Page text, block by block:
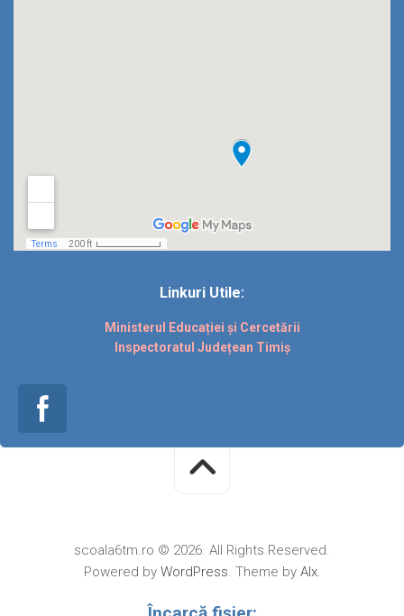
Linkuri Utile:
Ministerul Educației și Cercetării
Inspectoratul Județean Timiș
scoala6tm.ro © 2026. All Rights Reserved.
Powered by WordPress. Theme by Alx.